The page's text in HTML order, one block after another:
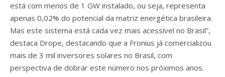
está com menos de 1 GW instalado, ou seja, representa
apenas 0,02% do potencial da matriz energética brasileira.
Mas este sistema está cada vez mais acessível no Brasil”,
destaca Drope, destacando que a Fronius já comercializou
mais de 3 mil inversores solares no Brasil, com
perspectiva de dobrar este número nos próximos anos.